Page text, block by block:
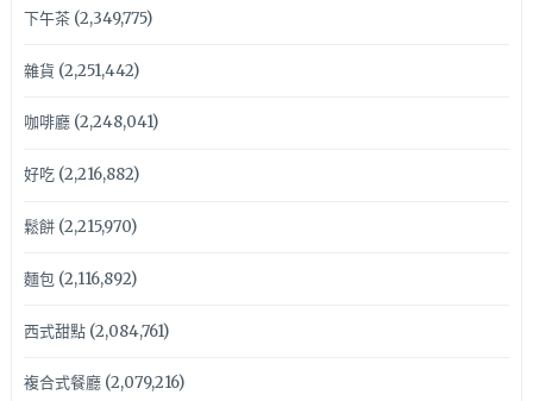
下午茶(2,349,775)
雜貨 (2,251,442)
咖啡廳(2,248,041)
好吃(2,216,882)
鬆餅(2,215,970)
麵包(2,116,892)
西式甜點(2,084,761)
複合式餐廳(2,079,216)